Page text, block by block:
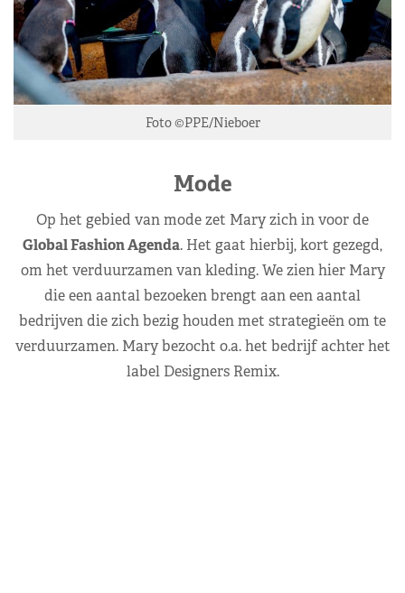
Foto ©PPE/Nieboer
Mode
Op het gebied van mode zet Mary zich in voor de
Global Fashion Agenda. Het gaat hierbij, kort gezegd,
om het verduurzamen van kleding. We zien hier Mary
die een aantal bezoeken brengt aan een aantal
bedrijven die zich bezig houden met strategieën om te
verduurzamen. Mary bezocht o.a. het bedrijf achter het
label Designers Remix.